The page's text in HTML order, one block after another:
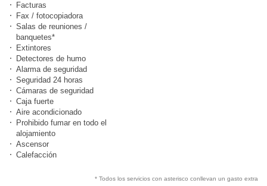
Facturas
Fax / fotocopiadora
Salas de reuniones /
banquetes*
Extintores
Detectores de humo
Alarma de seguridad
Seguridad 24 horas
Cámaras de seguridad
Caja fuerte
Aire acondicionado
Prohibido fumar en todo el
alojamiento
Ascensor
Calefacción
* Todos los servicios con asterisco conllevan un gasto extra